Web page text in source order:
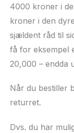
4000 kroner i
kroner i den
sjældent råd til
få for eksempel
20,000 – endda
Når du bestiller
returret.
Dvs. du har